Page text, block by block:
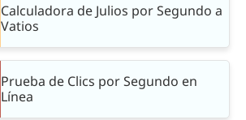
Calculadora de Julios por Segundo a
Vatios
Prueba de Clics por Segundo en
Línea